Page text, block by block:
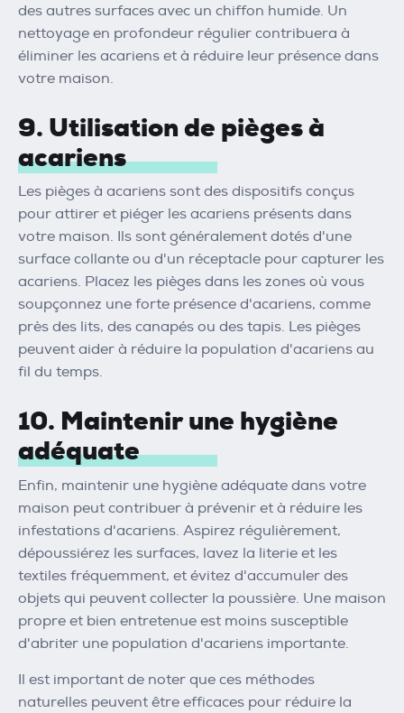
des autres surfaces avec un chiffon humide. Un
nettoyage en profondeur régulier contribuera à
éliminer les acariens et à réduire leur présence dans
votre maison.
9. Utilisation de pièges à
acariens
Les pièges à acariens sont des dispositifs conçus
pour attirer et piéger les acariens présents dans
votre maison. Ils sont généralement dotés d'une
surface collante ou d'un réceptacle pour capturer les
acariens. Placez les pièges dans les zones où vous
soupçonnez une forte présence d'acariens, comme
près des lits, des canapés ou des tapis. Les pièges
peuvent aider à réduire la population d'acariens au
fil du temps.
10. Maintenir une hygiène
adéquate
Enfin, maintenir une hygiène adéquate dans votre
maison peut contribuer à prévenir et à réduire les
infestations d'acariens. Aspirez régulièrement,
dépoussiérez les surfaces, lavez la literie et les
textiles fréquemment, et évitez d'accumuler des
objets qui peuvent collecter la poussière. Une maison
propre et bien entretenue est moins susceptible
d'abriter une population d'acariens importante.
Il est important de noter que ces méthodes
naturelles peuvent être efficaces pour réduire la